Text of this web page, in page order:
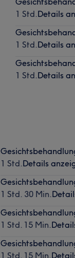
1 Std.Details
1 Std.Details
1 Std.Details
1 Std.Details
1 Std. 30 Min.
1 Std. 15 Min.
1 Std. 15 Min.